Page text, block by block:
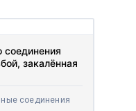
закалённая
соединения